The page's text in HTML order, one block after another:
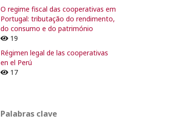
O regime fiscal das cooperativas em
Portugal: tributação do rendimento,
do consumo e do património
19
Régimen legal de las cooperativas
en el Perú
17
Palabras clave